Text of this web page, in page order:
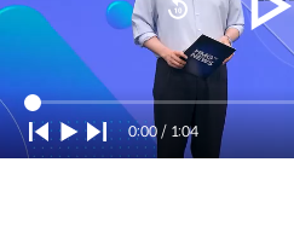
Current
Time
0:00 / Duration
1:04